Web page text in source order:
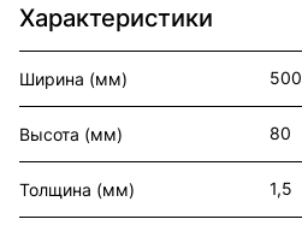
Характеристики
Ширина (мм) 500
Высота (мм) 80
Толщина (мм) 1,5